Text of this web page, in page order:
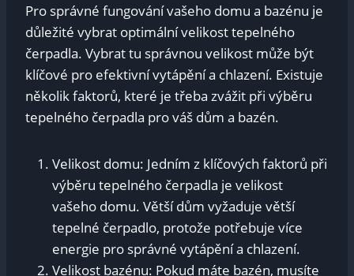
Pro ​správné fungování‍ vašeho domu a bazénu je
důležité vybrat optimální velikost tepelného
čerpadla. Vybrat tu správnou velikost může být
klíčové pro‌ efektivní vytápění a⁣ chlazení. Existuje
několik faktorů, ​které je třeba zvážit při výběru
tepelného čerpadla ⁢pro váš dům⁢ a bazén.
Velikost domu: Jedním ⁤z klíčových faktorů při
‍výběru tepelného čerpadla je ⁤velikost
vašeho domu. Větší dům vyžaduje větší
tepelné čerpadlo, protože potřebuje více
energie pro​ správné vytápění a chlazení.
Velikost bazénu:‍ Pokud máte bazén, musíte